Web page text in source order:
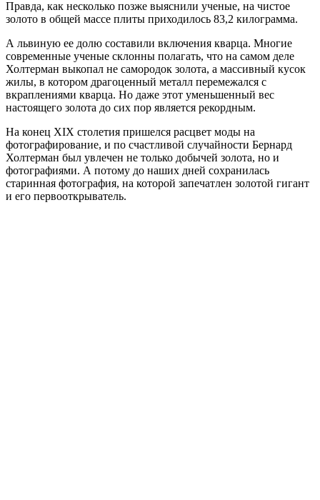
Правда, как несколько позже выяснили ученые, на чистое
золото в общей массе плиты приходилось 83,2 килограмма.
А львиную ее долю составили включения кварца. Многие
современные ученые склонны полагать, что на самом деле
Холтерман выкопал не самородок золота, а массивный кусок
жилы, в котором драгоценный металл перемежался с
вкраплениями кварца. Но даже этот уменьшенный вес
настоящего золота до сих пор является рекордным.
На конец XIX столетия пришелся расцвет моды на
фотографирование, и по счастливой случайности Бернард
Холтерман был увлечен не только добычей золота, но и
фотографиями. А потому до наших дней сохранилась
старинная фотография, на которой запечатлен золотой гигант
и его первооткрыватель.